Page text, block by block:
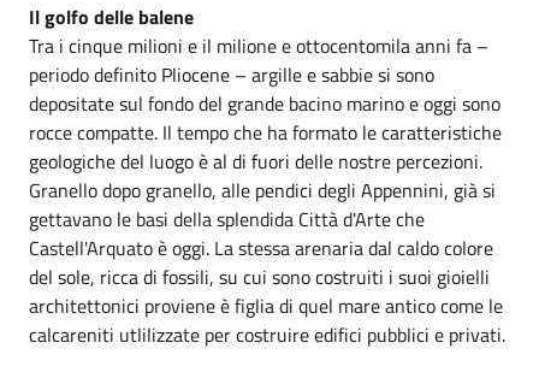
Il golfo delle balene
Tra i cinque milioni e il milione e ottocentomila anni fa –
periodo definito Pliocene – argille e sabbie si sono
depositate sul fondo del grande bacino marino e oggi sono
rocce compatte. Il tempo che ha formato le caratteristiche
geologiche del luogo è al di fuori delle nostre percezioni.
Granello dopo granello, alle pendici degli Appennini, già si
gettavano le basi della splendida Città d'Arte che
Castell'Arquato è oggi. La stessa arenaria dal caldo colore
del sole, ricca di fossili, su cui sono costruiti i suoi gioielli
architettonici proviene è figlia di quel mare antico come le
calcareniti utlilizzate per costruire edifici pubblici e privati.